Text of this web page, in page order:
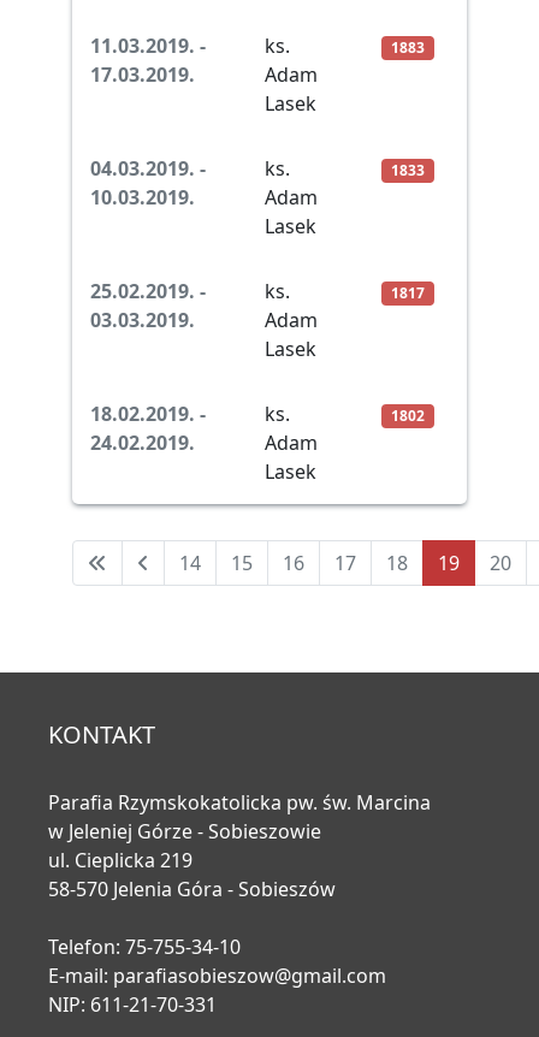
11.03.2019. -
17.03.2019.
ks.
Adam
Lasek
1883
04.03.2019. -
10.03.2019.
ks.
Adam
Lasek
1833
25.02.2019. -
03.03.2019.
ks.
Adam
Lasek
1817
18.02.2019. -
24.02.2019.
ks.
Adam
Lasek
1802
Strona 19 z 27
14 15 16 17 18 19 20
KONTAKT
Parafia Rzymskokatolicka pw. św. Marcina
w Jeleniej Górze - Sobieszowie
ul. Cieplicka 219
58-570 Jelenia Góra - Sobieszów
Telefon: 75-755-34-10
E-mail: parafiasobieszow@gmail.com
NIP: 611-21-70-331